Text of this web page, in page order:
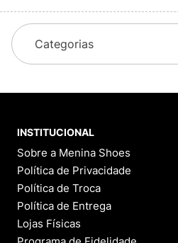
Categorias
INSTITUCIONAL
Sobre a Menina Shoes
Política de Privacidade
Política de Troca
Política de Entrega
Lojas Físicas